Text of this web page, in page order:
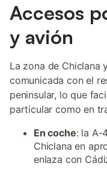
Accesos
y avión
La zona de Chiclana
comunicada con el
peninsular, lo que
particular como en
En coche: la A-
Chiclana en
enlaza con